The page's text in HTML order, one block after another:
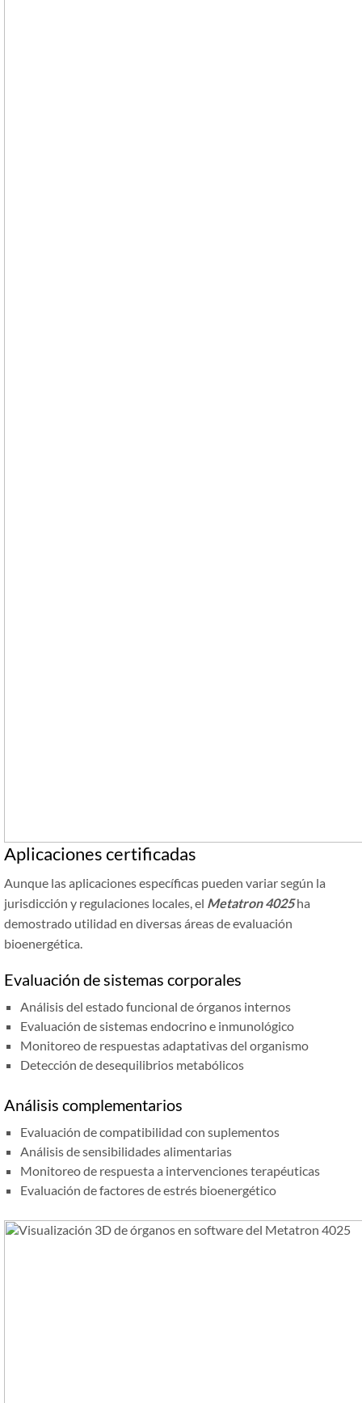
Aplicaciones certificadas
Aunque las aplicaciones específicas pueden variar según la
jurisdicción y regulaciones locales, el Metatron 4025ha
demostrado utilidad en diversas áreas de evaluación
bioenergética.
Evaluación de sistemas corporales
Análisis del estado funcional de órganos internos
Evaluación de sistemas endocrino e inmunológico
Monitoreo de respuestas adaptativas del organismo
Detección de desequilibrios metabólicos
Análisis complementarios
Evaluación de compatibilidad con suplementos
Análisis de sensibilidades alimentarias
Monitoreo de respuesta a intervenciones terapéuticas
Evaluación de factores de estrés bioenergético